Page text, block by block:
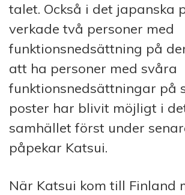
talet. Också i det japanska
verkade två personer med
funktionsnedsättning på
att ha personer med svåra
funktionsnedsättningar på
poster har blivit möjligt i
samhället först under
påpekar Katsui.
När Katsui kom till Finland